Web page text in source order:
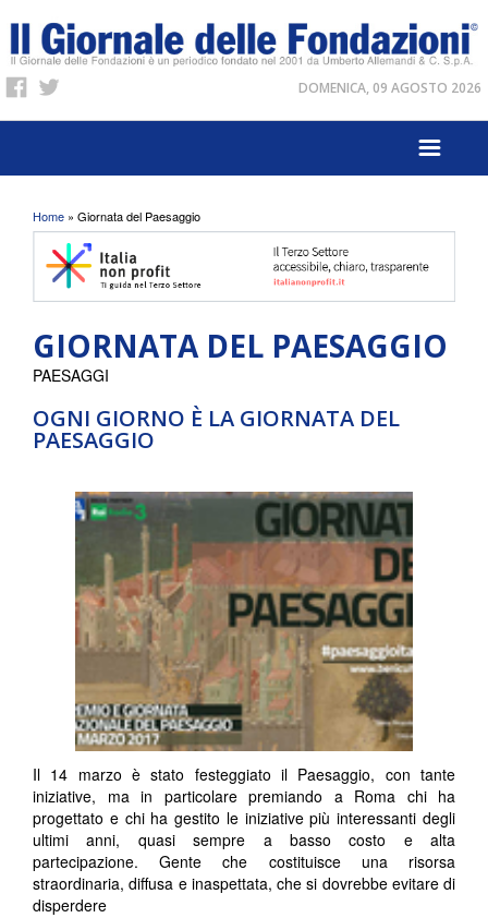
DOMENICA, 09 AGOSTO 2026
Tu sei qui
Home » Giornata del Paesaggio
GIORNATA DEL PAESAGGIO
OGNI GIORNO È LA GIORNATA DEL
PAESAGGIO
PAESAGGI
Il 14 marzo è stato festeggiato il Paesaggio, con tante
iniziative, ma in particolare premiando a Roma chi ha
progettato e chi ha gestito le iniziative più interessanti degli
ultimi anni, quasi sempre a basso costo e alta
partecipazione. Gente che costituisce una risorsa
straordinaria, diffusa e inaspettata, che si dovrebbe evitare di
disperdere